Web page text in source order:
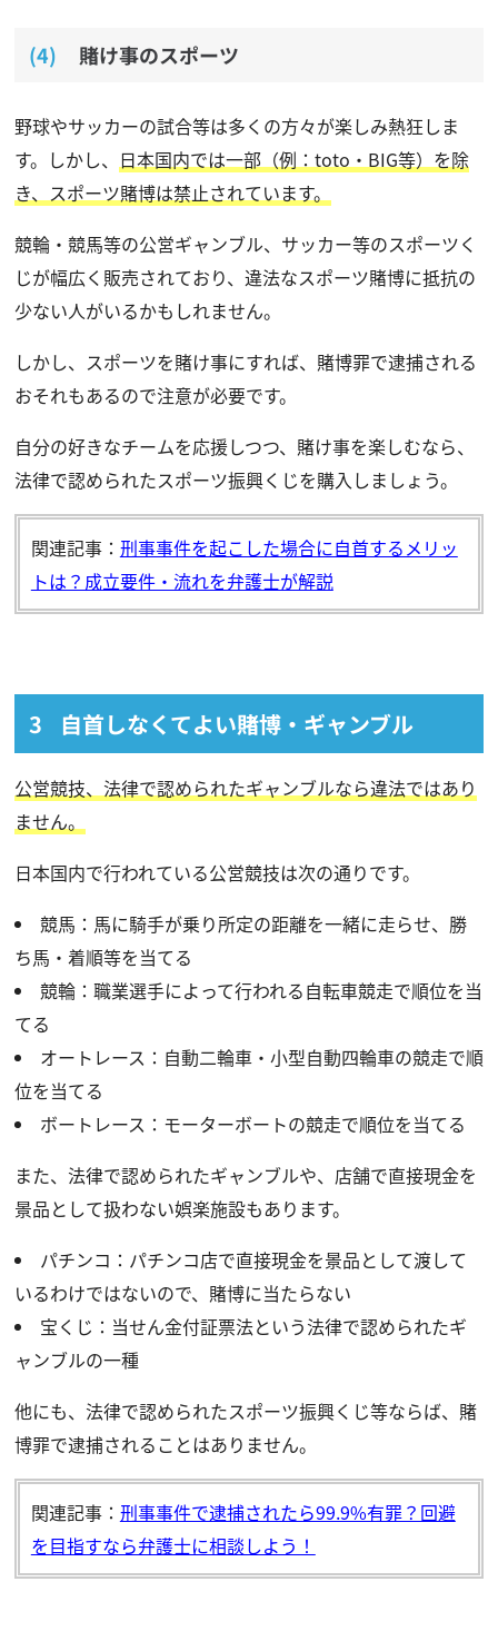
賭け事のスポーツ
野球やサッカーの試合等は多くの方々が楽しみ熱狂しま
す。しかし、 日本国内では一部（例：toto・BIG等）を除
き、スポーツ賭博は禁止されています。
競輪・競馬等の公営ギャンブル、サッカー等のスポーツく
じが幅広く販売されており、違法なスポーツ賭博に抵抗の
少ない人がいるかもしれません。
しかし、スポーツを賭け事にすれば、賭博罪で逮捕される
おそれもあるので注意が必要です。
自分の好きなチームを応援しつつ、賭け事を楽しむなら、
法律で認められたスポーツ振興くじを購入しましょう。
関連記事： 刑事事件を起こした場合に自首するメリッ
トは？成立要件・流れを弁護士が解説
自首しなくてよい賭博・ギャンブル
公営競技、法律で認められたギャンブルなら違法ではあり
ません。
日本国内で行われている公営競技は次の通りです。
競馬：馬に騎手が乗り所定の距離を一緒に走らせ、勝
ち馬・着順等を当てる
競輪：職業選手によって行われる自転車競走で順位を当
てる
オートレース：自動二輪車・小型自動四輪車の競走で順
位を当てる
ボートレース：モーターボートの競走で順位を当てる
また、法律で認められたギャンブルや、店舗で直接現金を
景品として扱わない娯楽施設もあります。
パチンコ：パチンコ店で直接現金を景品として渡して
いるわけではないので、賭博に当たらない
宝くじ：当せん金付証票法という法律で認められたギ
ャンブルの一種
他にも、法律で認められたスポーツ振興くじ等ならば、賭
博罪で逮捕されることはありません。
関連記事： 刑事事件で逮捕されたら99.9%有罪？回避
を目指すなら弁護士に相談しよう！